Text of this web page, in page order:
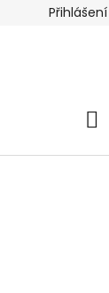
Náhradní plnění
Přihlášení